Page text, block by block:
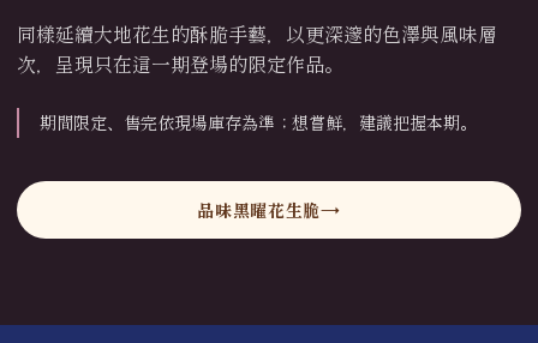
同樣延續大地花生的酥脆手藝，以更深邃的色澤與風味層
次，呈現只在這一期登場的限定作品。
期間限定、售完依現場庫存為準；想嘗鮮，建議把握本期。
品味黑曜花生脆